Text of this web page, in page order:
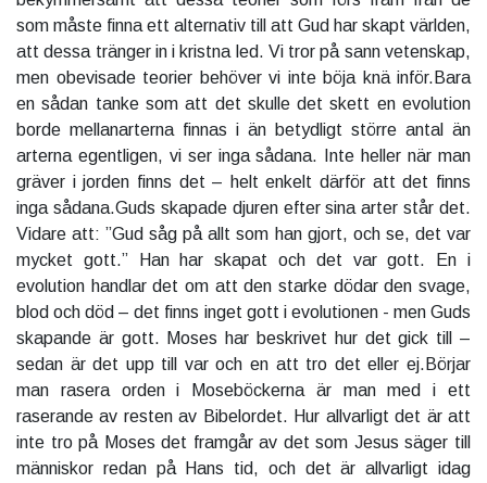
som måste finna ett alternativ till att Gud har skapt världen,
att dessa tränger in i kristna led. Vi tror på sann vetenskap,
men obevisade teorier behöver vi inte böja knä inför.Bara
en sådan tanke som att det skulle det skett en evolution
borde mellanarterna finnas i än betydligt större antal än
arterna egentligen, vi ser inga sådana. Inte heller när man
gräver i jorden finns det – helt enkelt därför att det finns
inga sådana.Guds skapade djuren efter sina arter står det.
Vidare att: ”Gud såg på allt som han gjort, och se, det var
mycket gott.” Han har skapat och det var gott. En i
evolution handlar det om att den starke dödar den svage,
blod och död – det finns inget gott i evolutionen - men Guds
skapande är gott. Moses har beskrivet hur det gick till –
sedan är det upp till var och en att tro det eller ej. Börjar
man rasera orden i Moseböckerna är man med i ett
raserande av resten av Bibelordet. Hur allvarligt det är att
inte tro på Moses det framgår av det som Jesus säger till
människor redan på Hans tid, och det är allvarligt idag